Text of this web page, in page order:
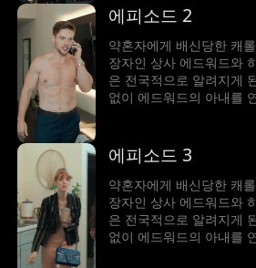
데.
에피소드 2
약혼자에게 배신당한 캐
장자인 상사 에드워드와
은 전국적으로 알려지게
없이 에드워드의 아내를
데.
에피소드 3
약혼자에게 배신당한 캐
장자인 상사 에드워드와
은 전국적으로 알려지게
없이 에드워드의 아내를